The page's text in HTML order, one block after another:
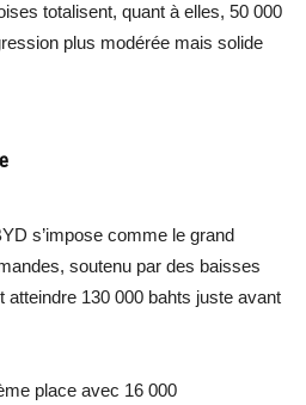
totalisent, quant à elles, 50 000
plus modérée mais solide
s’impose comme le grand
soutenu par des baisses
130 000 bahts juste avant
place avec 16 000